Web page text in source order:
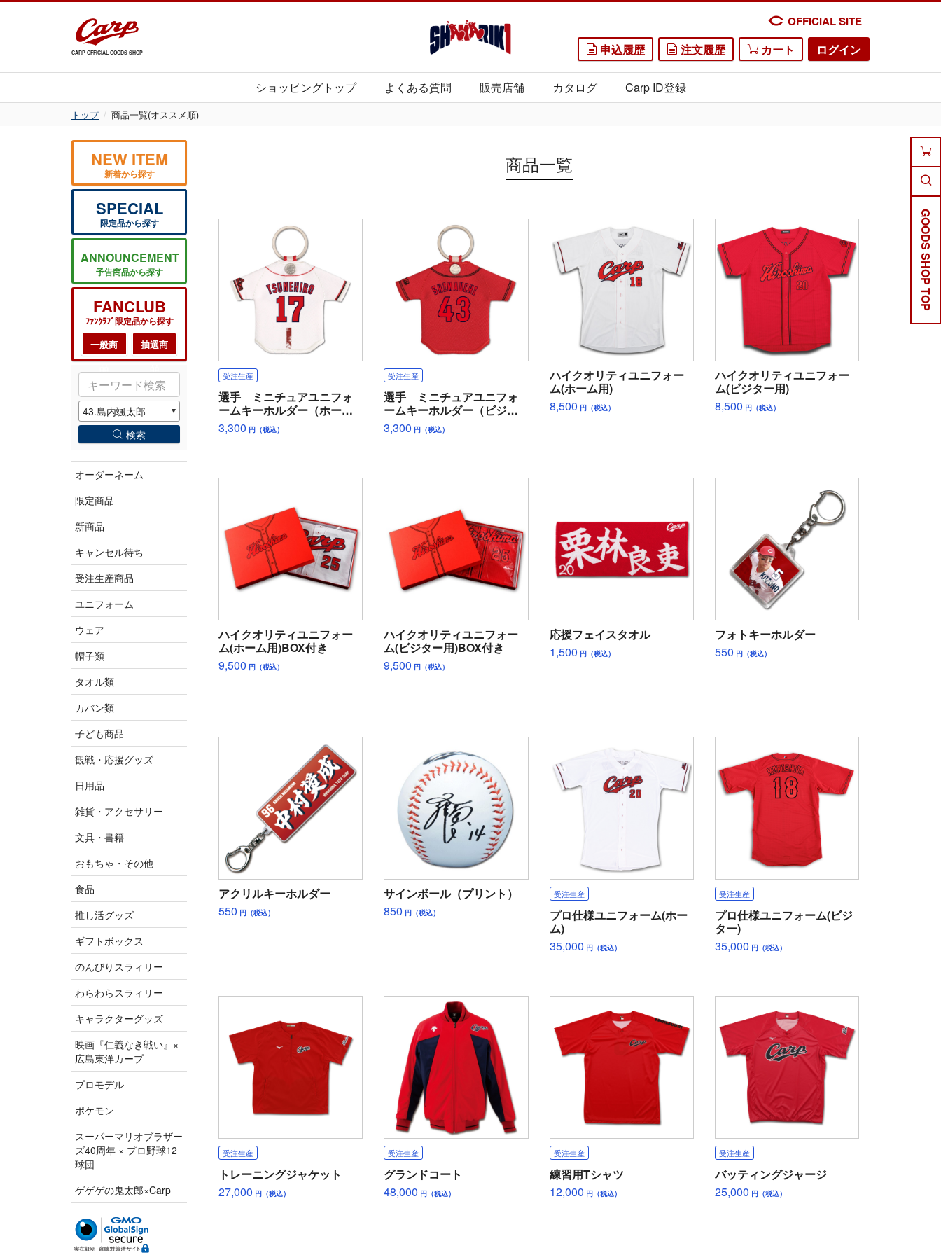
CARP OFFICIAL GOODS SHOP
OFFICIAL SITE
申込履歴 注文履歴 カート ログイン
ショッピングトップ よくある質問 販売店舗 カタログ Carp ID登録
トップ 商品一覧(オススメ順)
NEW ITEM
新着から探す
SPECIAL
限定品から探す
ANNOUNCEMENT
予告商品から探す
FANCLUB
ﾌｧﾝｸﾗﾌﾞ限定品から探す
一般商
抽選商
検索
オーダーネーム
限定商品
新商品
キャンセル待ち
受注生産商品
ユニフォーム
ウェア
帽子類
タオル類
カバン類
子ども商品
観戦・応援グッズ
日用品
雑貨・アクセサリー
文具・書籍
おもちゃ・その他
食品
推し活グッズ
ギフトボックス
のんびりスラィリー
わらわらスラィリー
キャラクターグッズ
映画『仁義なき戦い』×
広島東洋カープ
プロモデル
ポケモン
スーパーマリオブラザー
ズ40周年 × プロ野球12
球団
ゲゲゲの鬼太郎×Carp
GOODS SHOP TOP
商品一覧
受注生産
選手 ミニチュアユニフォ
ームキーホルダー（ホー
ム）
3,300 円（税込）
受注生産
選手 ミニチュアユニフォ
ームキーホルダー（ビジタ
ー）
3,300 円（税込）
ハイクオリティユニフォー
ム(ホーム用)
8,500 円（税込）
ハイクオリティユニフォー
ム(ビジター用)
8,500 円（税込）
ハイクオリティユニフォー
ム(ホーム用)BOX付き
9,500 円（税込）
ハイクオリティユニフォー
ム(ビジター用)BOX付き
9,500 円（税込）
応援フェイスタオル
1,500 円（税込）
フォトキーホルダー
550 円（税込）
アクリルキーホルダー
550 円（税込）
サインボール（プリント）
850 円（税込）
受注生産
プロ仕様ユニフォーム(ホー
ム)
35,000 円（税込）
受注生産
プロ仕様ユニフォーム(ビジ
ター)
35,000 円（税込）
受注生産
トレーニングジャケット
27,000 円（税込）
受注生産
グランドコート
48,000 円（税込）
受注生産
練習用Tシャツ
12,000 円（税込）
受注生産
バッティングジャージ
25,000 円（税込）